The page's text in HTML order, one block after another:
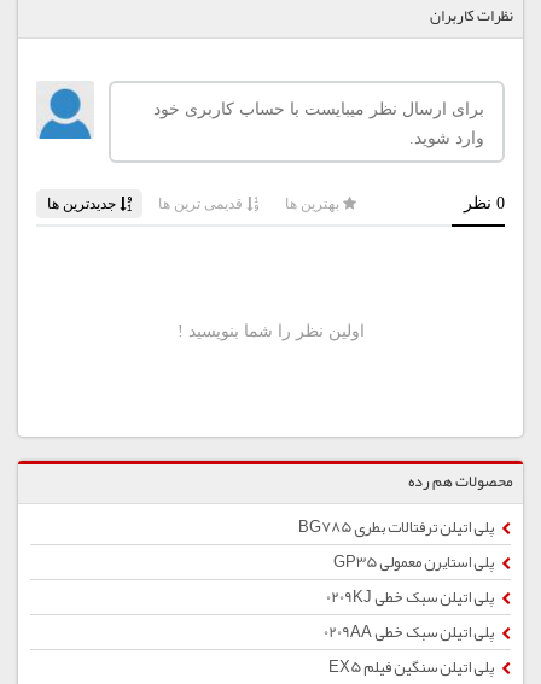
نظرات کاربران
محصولات هم رده
پلی اتیلن ترفتالات بطری BG785
پلی استایرن معمولی GP35
پلی اتیلن سبک خطی 0209KJ
پلی اتیلن سبک خطی 0209AA
پلی اتیلن سنگین فیلم EX5